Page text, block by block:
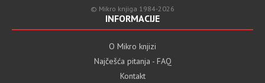
© Mikro knjiga 1984-2026
INFORMACIJE
O Mikro knjizi
Najčešća pitanja - FAQ
Kontakt